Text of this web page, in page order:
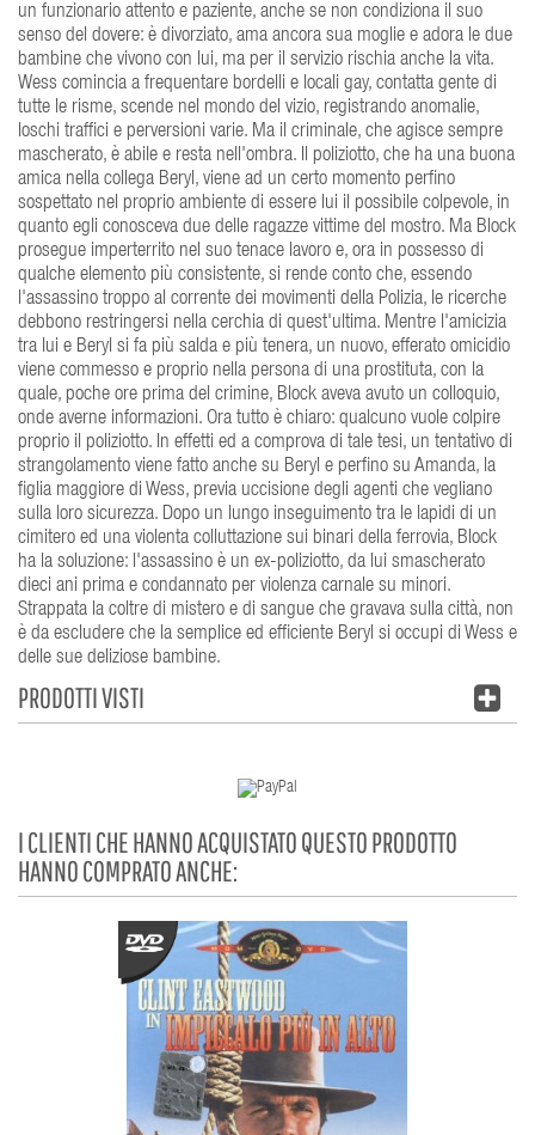
un funzionario attento e paziente, anche se non condiziona il suo
senso del dovere: è divorziato, ama ancora sua moglie e adora le due
bambine che vivono con lui, ma per il servizio rischia anche la vita.
Wess comincia a frequentare bordelli e locali gay, contatta gente di
tutte le risme, scende nel mondo del vizio, registrando anomalie,
loschi traffici e perversioni varie. Ma il criminale, che agisce sempre
mascherato, è abile e resta nell'ombra. Il poliziotto, che ha una buona
amica nella collega Beryl, viene ad un certo momento perfino
sospettato nel proprio ambiente di essere lui il possibile colpevole, in
quanto egli conosceva due delle ragazze vittime del mostro. Ma Block
prosegue imperterrito nel suo tenace lavoro e, ora in possesso di
qualche elemento più consistente, si rende conto che, essendo
l'assassino troppo al corrente dei movimenti della Polizia, le ricerche
debbono restringersi nella cerchia di quest'ultima. Mentre l'amicizia
tra lui e Beryl si fa più salda e più tenera, un nuovo, efferato omicidio
viene commesso e proprio nella persona di una prostituta, con la
quale, poche ore prima del crimine, Block aveva avuto un colloquio,
onde averne informazioni. Ora tutto è chiaro: qualcuno vuole colpire
proprio il poliziotto. In effetti ed a comprova di tale tesi, un tentativo di
strangolamento viene fatto anche su Beryl e perfino su Amanda, la
figlia maggiore di Wess, previa uccisione degli agenti che vegliano
sulla loro sicurezza. Dopo un lungo inseguimento tra le lapidi di un
cimitero ed una violenta colluttazione sui binari della ferrovia, Block
ha la soluzione: l'assassino è un ex-poliziotto, da lui smascherato
dieci ani prima e condannato per violenza carnale su minori.
Strappata la coltre di mistero e di sangue che gravava sulla città, non
è da escludere che la semplice ed efficiente Beryl si occupi di Wess e
delle sue deliziose bambine.
PRODOTTI VISTI
I CLIENTI CHE HANNO ACQUISTATO QUESTO PRODOTTO
HANNO COMPRATO ANCHE: